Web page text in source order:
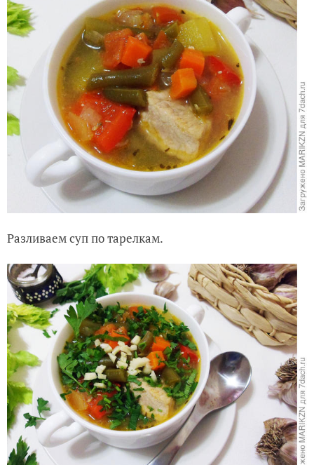
Разливаем суп по тарелкам.